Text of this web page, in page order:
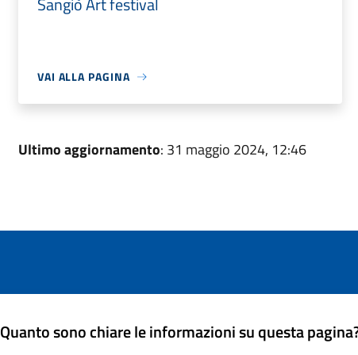
VAI ALLA PAGINA
Ultimo aggiornamento: 31 maggio 2024, 12:46
Quanto sono chiare le informazioni su questa